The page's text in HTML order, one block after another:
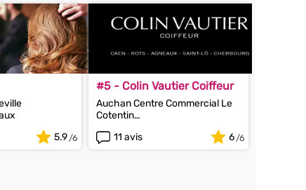
5.9
#5 - Colin Vautier Coiffeur
Auchan Centre Commercial Le
Cotentin
50100 Cherbourg-Octeville
11 avis 6